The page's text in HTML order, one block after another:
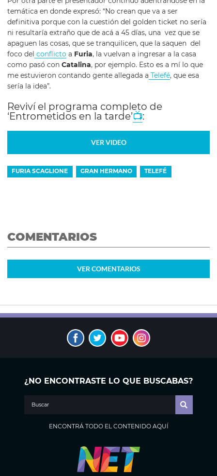
temática en donde expresó: “No crean que va a ser
definitiva porque con la cuestión del golden ticket no sería
ni resultaría extraño que de acá a 45 días, una vez que se
apaguen las cosas, que se tranquilicen, que la saquen del
foco del conflicto a Furia, la vuelvan a ingresar a la casa
como pasó con Catalina, por ejemplo. Esto es a mí lo que
me estuvieron contando gente allegada a Telefé, que esa
sería la idea”.
Reviví el programa completo de
‘Entrometidos en la tarde’📺:
VER VIDEO
FURIA SCAGLIONE GRAN HERMANO TELEFÉ
COMENTARIOS
VER COMENTARIOS
¿NO ENCONTRASTE LO QUE BUSCABAS?
ENCONTRÁ TODO EL CONTENIDO AQUÍ